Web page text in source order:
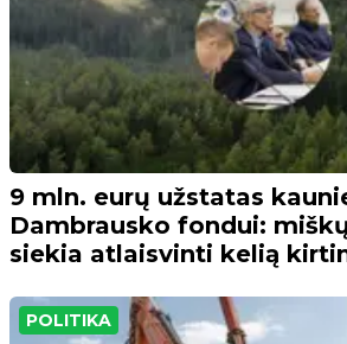
9 mln. eurų užstatas
Dambrausko fondui:
siekia atlaisvinti kelią
POLITIKA